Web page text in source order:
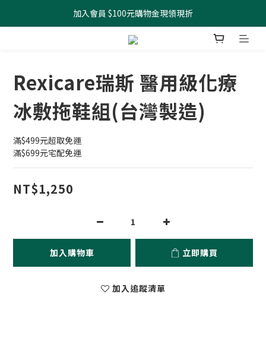
全館滿499元起 宅配免運
加入會員 $100元購物金現領現折
全館滿499元起 宅配免運
Rexicare瑞斯 醫用級化療
冰敷拖鞋組(台灣製造)
滿$499元超取免運
滿$699元宅配免運
NT$1,250
加入購物車 立即購買
加入追蹤清單